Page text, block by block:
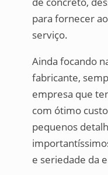
para fornecer
serviço.
Ainda focando
fabricante,
empresa que
com ótimo
pequenos
e seriedade da